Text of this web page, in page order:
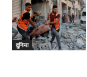
दुनिया